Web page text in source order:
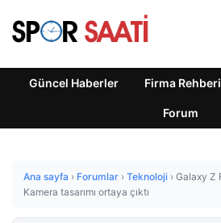
Güncel Haberler Firma Rehberi
Forum
Ana sayfa › Forumlar › Teknoloji › Galaxy Z
Kamera tasarımı ortaya çıktı